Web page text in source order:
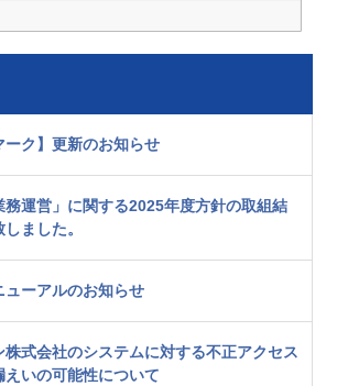
ーク】更新のお知らせ
務運営」に関する2025年度方針の取組結
ました。
ューアルのお知らせ
株式会社のシステムに対する不正アクセス
いの可能性について